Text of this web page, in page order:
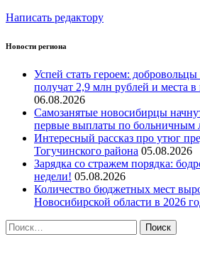
Написать редактору
Новости региона
Успей стать героем:
получат 2,9 млн рублей и места в
06.08.2026
Самозанятые новосибирцы
первые выплаты по больничным
Интересный рассказ про утюг
Тогучинского района 05.08.2026
Зарядка со стражем порядка:
недели! 05.08.2026
Количество бюджетных мест
Новосибирской области в 2026
Найти: